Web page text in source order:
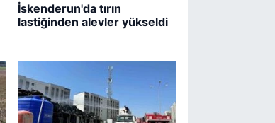
İskenderun'da tırın
lastiğinden alevler yükseldi